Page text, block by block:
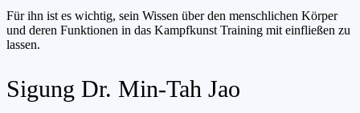
Für ihn ist es wichtig, sein Wissen über den menschlichen Körper
und deren Funktionen in das Kampfkunst Training mit einfließen zu
lassen.
Sigung Dr. Min-Tah Jao